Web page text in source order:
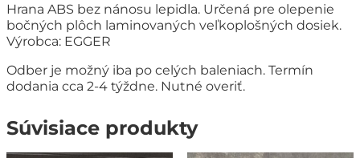
Hrana ABS bez nánosu lepidla. Určená pre olepenie
bočných plôch laminovaných veľkoplošných dosiek.
Výrobca: EGGER
Odber je možný iba po celých baleniach. Termín
dodania cca 2-4 týždne. Nutné overiť.
Súvisiace produkty